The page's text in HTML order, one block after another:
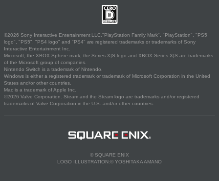
©2026 Sony Interactive Entertainment LLC."PlayStation Family Mark", "PlayStation", "PS5
logo", "PS5", "PS4 logo" and "PS4" are registered trademarks or trademarks of Sony
Interactive Entertainment Inc.
Microsoft, the XBOX Sphere mark, the Series X|S logo and XBOX Series X|S are trademarks
of the Microsoft group of companies.
Nintendo Switch is a trademark of Nintendo.
Windows is either a registered trademark or trademark of Microsoft Corporation in the United
States and/or other countries.
Mac is a trademark of Apple Inc.
©2026 Valve Corporation. Steam and the Steam logo are trademarks and/or registered
trademarks of Valve Corporation in the U.S. and/or other countries.
© SQUARE ENIX
LOGO ILLUSTRATION:© YOSHITAKA AMANO